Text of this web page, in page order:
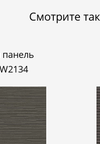
Смотрите